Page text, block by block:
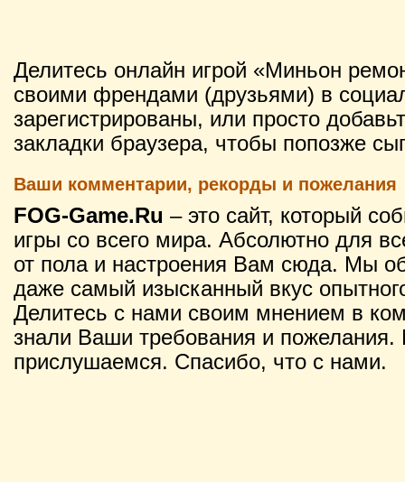
Делитесь онлайн игрой «Миньон
своими френдами (друзьями) в
зарегистрированы, или просто
закладки браузера, чтобы попозже
Ваши комментарии, рекорды и пожелания
FOG-Game.Ru – это сайт, который
игры со всего мира. Абсолютно для
от пола и настроения Вам сюда. Мы
даже самый изысканный вкус
Делитесь с нами своим мнением в
знали Ваши требования и
прислушаемся. Спасибо, что с нами.